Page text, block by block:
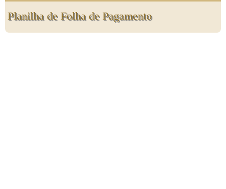
Planilha de Folha de Pagamento